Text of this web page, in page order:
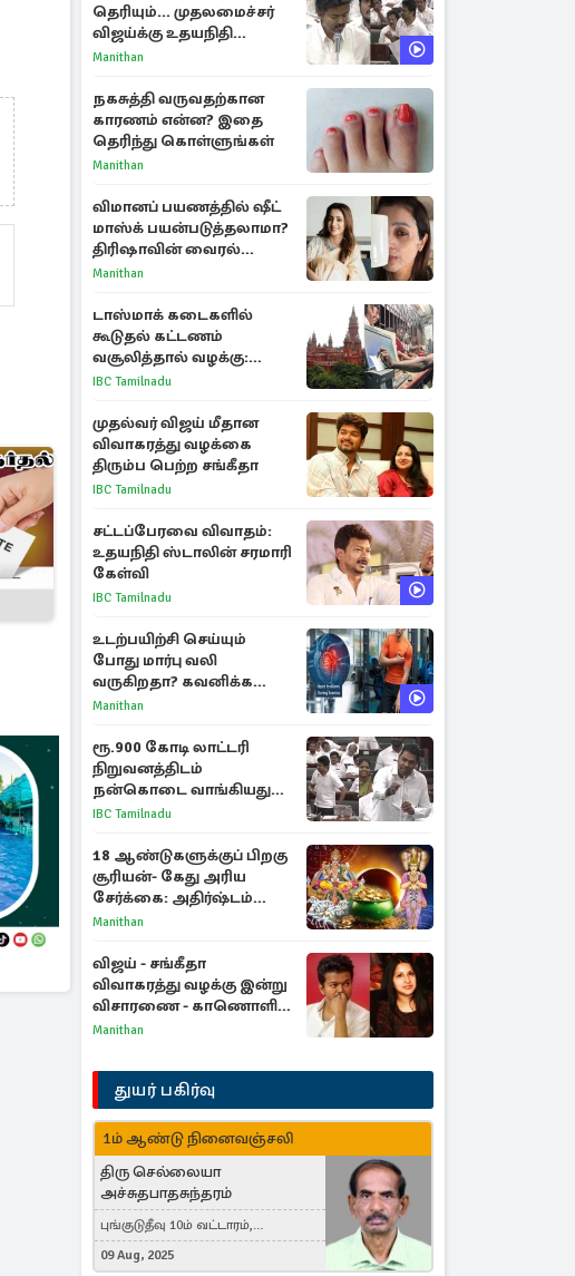
தெரியும்... முதலமைச்சர்
விஜய்க்கு உதயநிதி
ஸ்டாலின் பதிலடி
Manithan
நகசுத்தி வருவதற்கான
காரணம் என்ன? இதை
தெரிந்து கொள்ளுங்கள்
Manithan
விமானப் பயணத்தில் ஷீட்
மாஸ்க் பயன்படுத்தலாமா?
திரிஷாவின் வைரல்
செல்ஃபிக்கு மருத்துவர்
Manithan
டாஸ்மாக் கடைகளில்
கூடுதல் கட்டணம்
வசூலித்தால் வழக்கு:
சென்னை உயர்நீதிமன்றம்
IBC Tamilnadu
முதல்வர் விஜய் மீதான
விவாகரத்து வழக்கை
திரும்ப பெற்ற சங்கீதா
IBC Tamilnadu
சட்டப்பேரவை விவாதம்:
உதயநிதி ஸ்டாலின் சரமாரி
கேள்வி
IBC Tamilnadu
உடற்பயிற்சி செய்யும்
போது மார்பு வலி
வருகிறதா? கவனிக்க
வேண்டிய எச்சரிக்கை
Manithan
ரூ.900 கோடி லாட்டரி
நிறுவனத்திடம்
நன்கொடை வாங்கியது
ஏன்? உதயநிதி - ஆதவ்
IBC Tamilnadu
18 ஆண்டுகளுக்குப் பிறகு
சூரியன்- கேது அரிய
சேர்க்கை: அதிர்ஷ்டம்
பெறும் 3 ராசிகள்!
Manithan
விஜய் - சங்கீதா
விவாகரத்து வழக்கு இன்று
விசாரணை - காணொளி
மூலம் ஆஜராக வாய்ப்பு
Manithan
துயர் பகிர்வு
1ம் ஆண்டு நினைவஞ்சலி
திரு செல்லையா
அச்சுதபாதசுந்தரம்
புங்குடுதீவு 10ம் வட்டாரம்,
கொள்ளுப்பிட்டி
09 Aug, 2025